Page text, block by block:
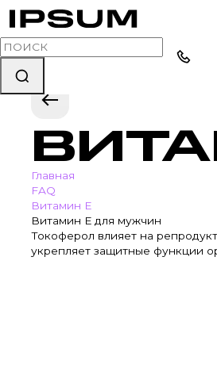
Главная
FAQ
Витамин Е
Витамин Е для мужчин
Токоферол влияет на
укрепляет защитные функции